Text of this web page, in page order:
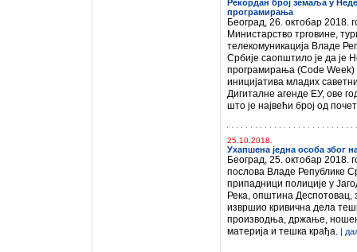
Рекордан број земаља у
програмирања
Београд, 26. октобар 2018.
Министарство трговине,
телекомуникација Владе
Србије саопштило је да је
програмирања (Code Week)
иницијатива младих
Дигиталне агенде ЕУ, ове
што је највећи број од
25.10.2018.
Ухапшена једна особа због
Београд, 25. октобар 2018.
послова Владе Републике
припадници полиције у
Река, општина Деспотовац,
извршио кривична дела
производња, држање,
материја и тешка крађа. |